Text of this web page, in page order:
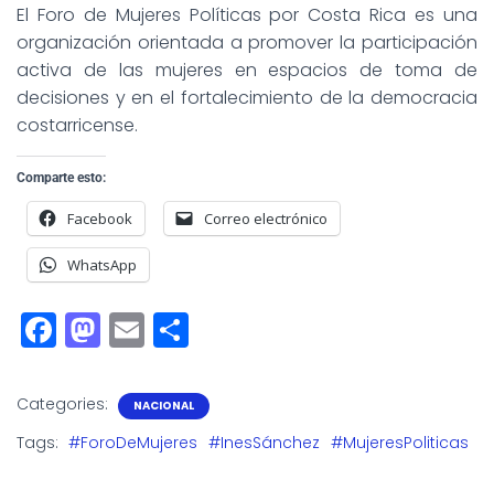
El Foro de Mujeres Políticas por Costa Rica es una
organización orientada a promover la participación
activa de las mujeres en espacios de toma de
decisiones y en el fortalecimiento de la democracia
costarricense.
Comparte esto:
Facebook Correo electrónico
WhatsApp
F
a
c
e
M
a
st
o
E
m
ai
l
a
r
Categories: NACIONAL
Tags: #ForoDeMujeres #InesSánchez #MujeresPoliticas